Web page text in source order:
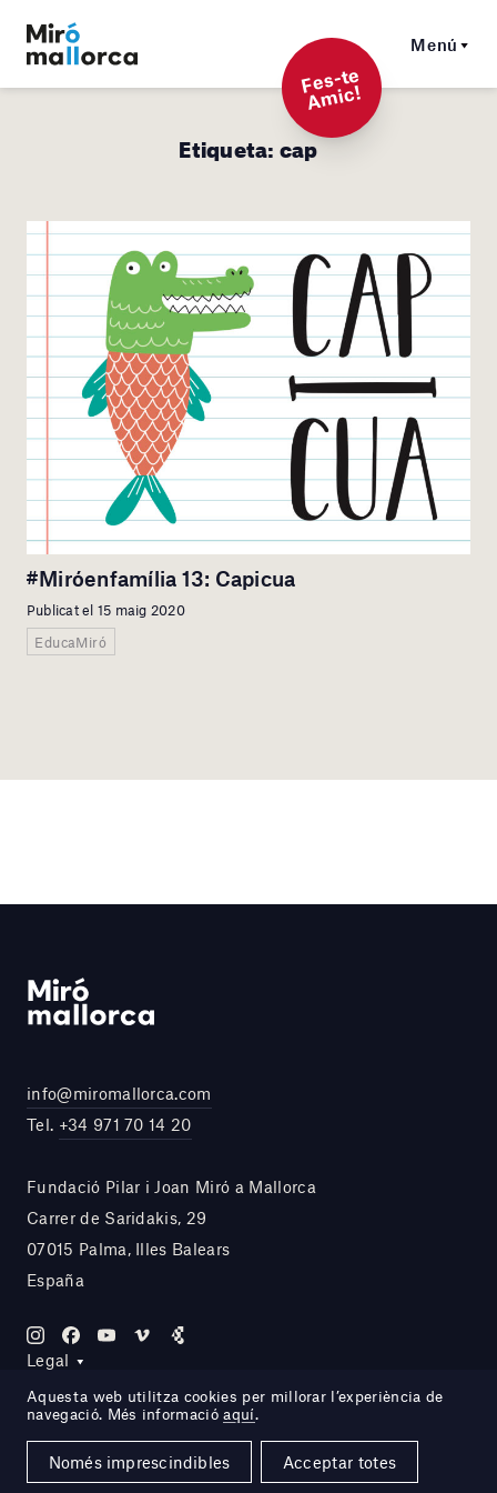
Menú
F
es-t
e
A
mi
c!
Etiqueta:cap
#Miróenfamília 13: Capicua
Publicat el 15 maig 2020
EducaMiró
info@miromallorca.com
Tel. +34 971 70 14 20
Fundació Pilar i Joan Miró a Mallorca
Carrer de Saridakis, 29
07015 Palma, Illes Balears
España
Legal
Site by DOMO—A
Aquesta web utilitza cookies per millorar l’experiència de
navegació. Més informacióaquí.
Només imprescindibles Acceptar totes